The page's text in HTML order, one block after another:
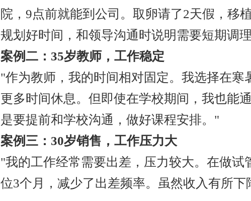
院，9点前就能到公司。取卵请了2天假，移
规划好时间，和领导沟通时说明需要短期调
案例二：35岁教师，工作稳定
"作为教师，我的时间相对固定。我选择在寒
更多时间休息。但即使在学校期间，我也能
是要提前和学校沟通，做好课程安排。"
案例三：30岁销售，工作压力大
"我的工作经常需要出差，压力较大。在做试
位3个月，减少了出差频率。虽然收入有所